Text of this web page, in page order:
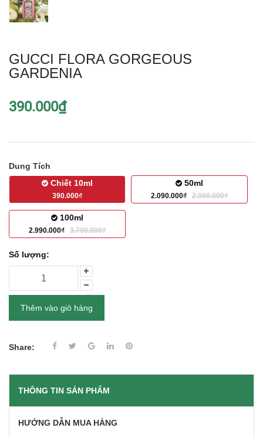
GUCCI FLORA GORGEOUS
GARDENIA
390.000₫
Dung Tích
Chiết 10ml
390.000₫
50ml
2.090.000₫ 2.900.000₫
100ml
2.990.000₫ 3.700.000₫
Số lượng:
Thêm vào giỏ hàng
Share:
THÔNG TIN SẢN PHẨM
HƯỚNG DẪN MUA HÀNG